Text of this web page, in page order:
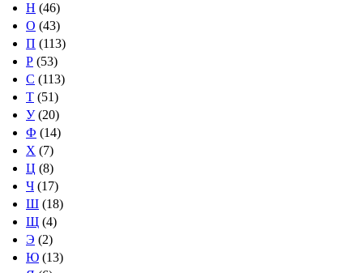
Н (46)
О (43)
П (113)
Р (53)
С (113)
Т (51)
У(20)
Ф (14)
Х (7)
Ц (8)
Ч (17)
Ш (18)
Щ (4)
Э (2)
Ю (13)